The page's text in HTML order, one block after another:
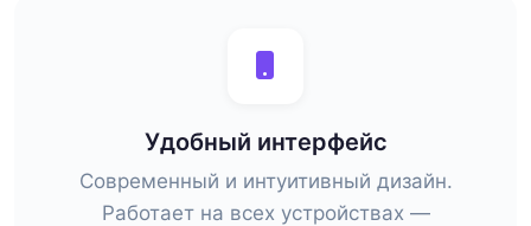
Удобный интерфейс
Современный и интуитивный дизайн.
Работает на всех устройствах —